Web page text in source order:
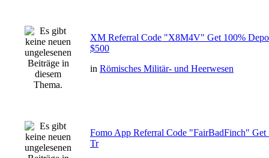
XM Referral Code "X8M4V" Get 100%
$500
in Römisches Militär- und Heerwesen
Fomo App Referral Code "FairBadFinch" Get
Tr